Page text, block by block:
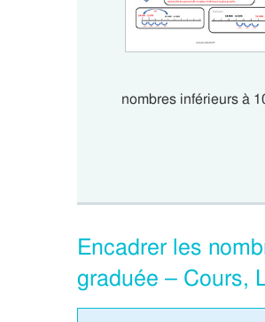
nombres inférieurs à
Encadrer les
graduée – Cours,